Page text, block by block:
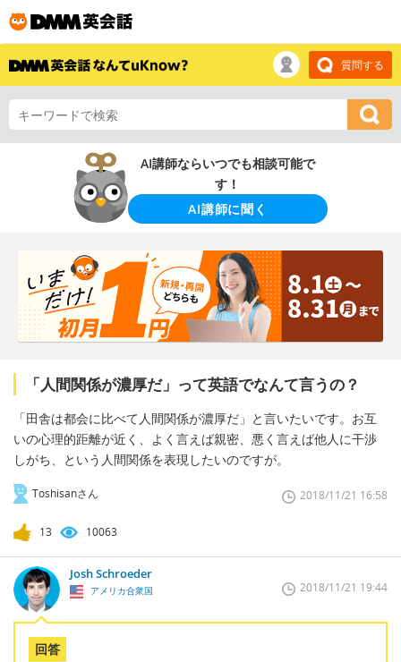
質問する
AI講師ならいつでも相談可能で
す！
AI講師に聞く
「人間関係が濃厚だ」って英語でなんて言うの？
「田舎は都会に比べて人間関係が濃厚だ」と言いたいです。お互
いの心理的距離が近く、よく言えば親密、悪く言えば他人に干渉
しがち、という人間関係を表現したいのですが。
Toshisanさん 2018/11/21 16:58
13 10063
Josh Schroeder
アメリカ合衆国 2018/11/21 19:44
回答